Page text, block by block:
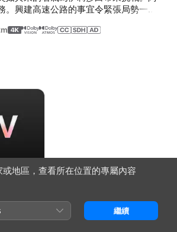
。興建高速公路的事宜令緊張局勢一觸
US$9.99。
地區，查看所在位置的專屬內容
繼續